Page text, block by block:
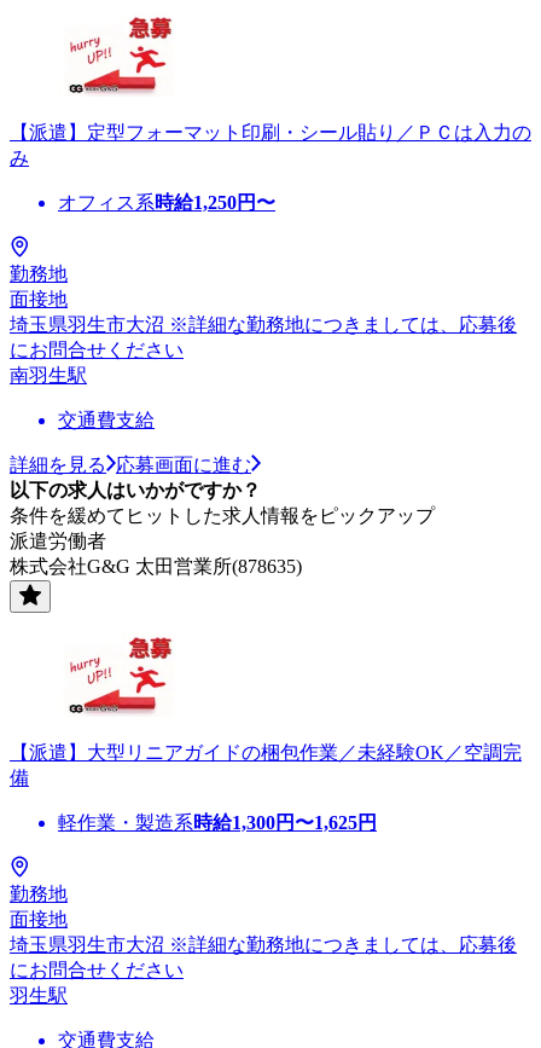
【派遣】定型フォーマット印刷・シール貼り／ＰＣは入力の
み
オフィス系時給1,250円〜
勤務地
面接地
埼玉県羽生市大沼 ※詳細な勤務地につきましては、応募後
にお問合せください
南羽生駅
交通費支給
詳細を見る
応募画面に進む
以下の求人はいかがですか？
条件を緩めてヒットした求人情報をピックアップ
派遣労働者
株式会社G&G 太田営業所(878635)
【派遣】大型リニアガイドの梱包作業／未経験OK／空調完
備
軽作業・製造系時給1,300円〜1,625円
勤務地
面接地
埼玉県羽生市大沼 ※詳細な勤務地につきましては、応募後
にお問合せください
羽生駅
交通費支給